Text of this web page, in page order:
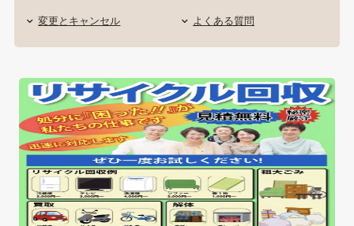
変更とキャンセル よくある質問